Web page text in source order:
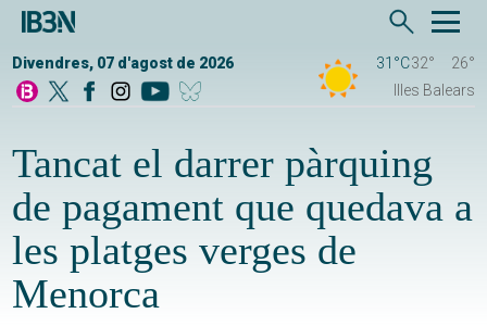
Divendres, 07 d'agost de 2026 31°C32°
26°
Illes Balears
Tancat el darrer pàrquing
de pagament que quedava a
les platges verges de
Menorca